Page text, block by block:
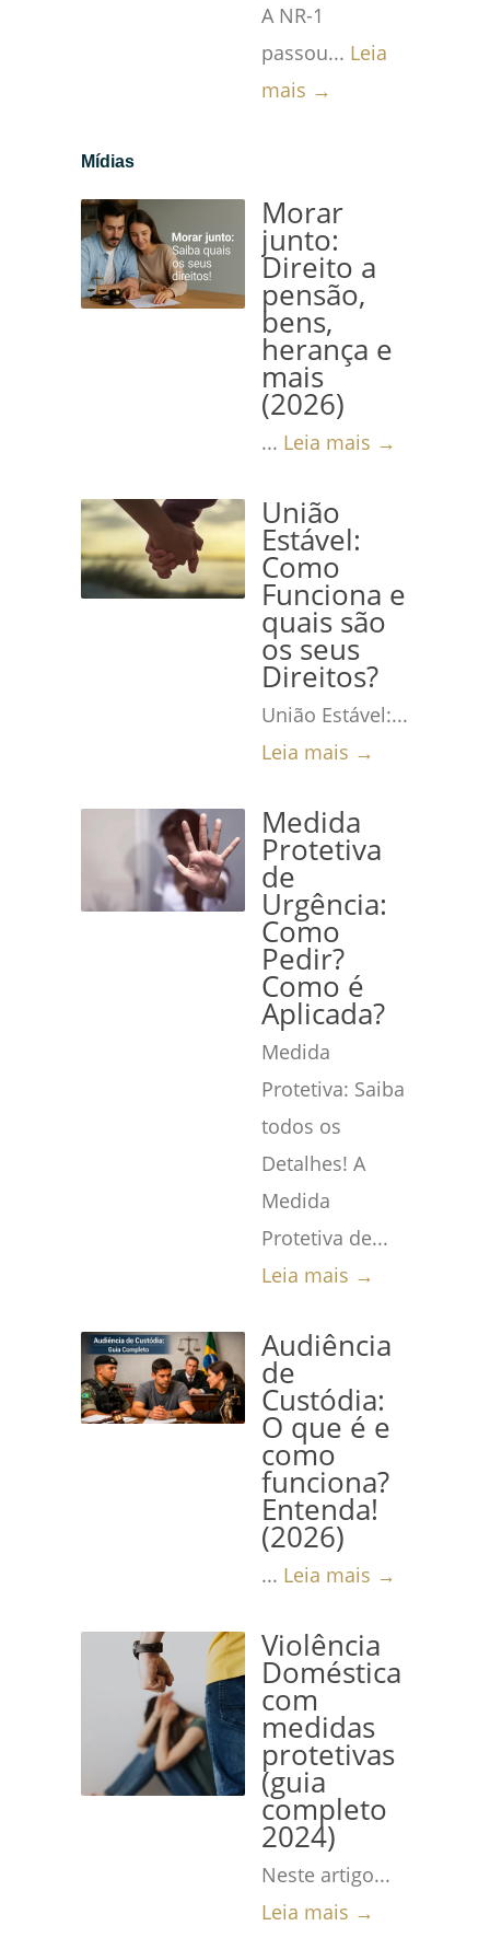
A NR-1
passou... Leia
mais →
Mídias
Morar
junto:
Direito a
pensão,
bens,
herança e
mais
(2026)
... Leia mais →
União
Estável:
Como
Funciona e
quais são
os seus
Direitos?
União Estável:...
Leia mais →
Medida
Protetiva
de
Urgência:
Como
Pedir?
Como é
Aplicada?
Medida
Protetiva: Saiba
todos os
Detalhes! A
Medida
Protetiva de...
Leia mais →
Audiência
de
Custódia:
O que é e
como
funciona?
Entenda!
(2026)
... Leia mais →
Violência
Doméstica
com
medidas
protetivas
(guia
completo
2024)
Neste artigo...
Leia mais →